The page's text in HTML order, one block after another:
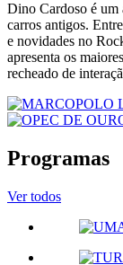
Dino Cardoso é um
carros antigos.
e novidades no
apresenta os
recheado de
Programas
Ver todos